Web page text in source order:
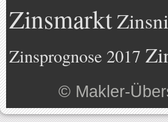
Zinsmarkt
Zinsprognose 2017
© Makler-